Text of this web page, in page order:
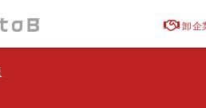
卸企